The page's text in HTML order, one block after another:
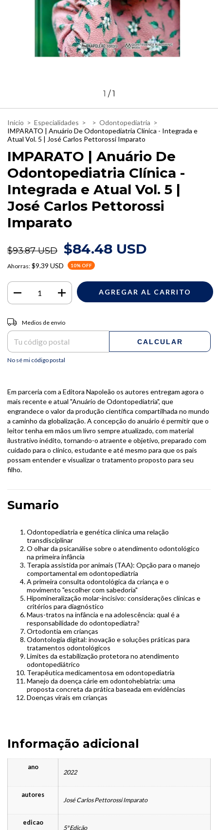
1 /1
Inicio > Especialidades > > Odontopediatria >
IMPARATO | Anuário De Odontopediatria Clínica - Integrada e
Atual Vol. 5 | José Carlos Pettorossi Imparato
IMPARATO | Anuário De
Odontopediatria Clínica -
Integrada e Atual Vol. 5 |
José Carlos Pettorossi
Imparato
$93.87 USD $84.48 USD
Ahorras: $9.39 USD 10% OFF
Entregas para el CP:
Medios de envío
CALCULAR
No sé mi código postal
Em parceria com a Editora Napoleão os autores entregam agora o
mais recente e atual "Anuário de Odontopediatria", que
engrandece o valor da produção científica compartilhada no mundo
a caminho da globalização. A concepção do anuário é permitir que o
leitor tenha em mãos um livro sempre atualizado, com material
ilustrativo inédito, tornando-o atraente e objetivo, preparado com
cuidado para o clínico, estudante e até mesmo para que os pais
possam entender e visualizar o tratamento proposto para seu
filho.
Sumario
Odontopediatria e genética clínica uma relação
transdisciplinar
O olhar da psicanálise sobre o atendimento odontológico
na primeira infância
Terapia assistida por animais (TAA): Opção para o manejo
comportamental em odontopediatria
A primeira consulta odontológica da criança e o
movimento "escolher com sabedoria"
Hipomineralização molar-incisivo: considerações clínicas e
critérios para diagnóstico
Maus-tratos na infância e na adolescência: qual é a
responsabilidade do odontopediatra?
Ortodontia em crianças
Odontologia digital: inovação e soluções práticas para
tratamentos odontológicos
Limites da estabilização protetora no atendimento
odontopediátrico
Terapêutica medicamentosa em odontopediatria
Manejo da doença cárie em odontohebiatria: uma
proposta concreta da prática baseada em evidências
Doenças virais em crianças
Informação adicional
ano
2022
autores
José Carlos Pettorossi Imparato
edicao
5ª Edição